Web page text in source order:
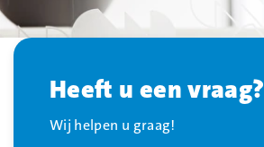
Heeft u een vraag?
Wij helpen u graag!